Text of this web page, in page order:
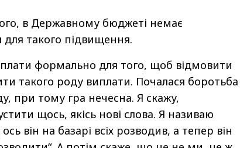
в Державному бюджеті немає
для такого підвищення.
формально для того, щоб відмовити
такого роду виплати. Почалася боротьба
при тому гра нечесна. Я скажу,
щось, якісь нові слова. Я називаю
він на базарі всіх розводив, а тепер він